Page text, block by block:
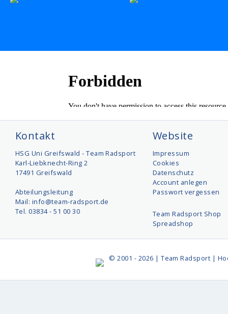
Kontakt
HSG Uni Greifswald - Team Radsport
Karl-Liebknecht-Ring 2
17491 Greifswald
Abteilungsleitung
Mail: info@team-radsport.de
Tel. 03834 - 51 00 30
Website
Impressum
Cookies
Datenschutz
Account anlegen
Passwort vergessen
Team Radsport Shop
Spreadshop
© 2001 - 2026 | Team Radsport |